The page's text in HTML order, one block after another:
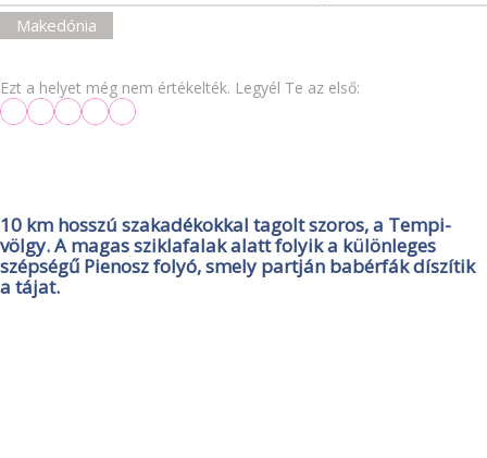
Makedónia
Ezt a helyet még nem értékelték. Legyél Te az első:
10 km hosszú szakadékokkal tagolt szoros, a Tempi-
völgy. A magas sziklafalak alatt folyik a különleges
szépségű Pienosz folyó, smely partján babérfák díszítik
a tájat.